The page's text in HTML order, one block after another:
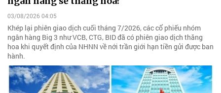
03/08/2026 04:05
Khép lại phiên giao dịch cuối tháng 7/2026, các cổ phiếu nhóm
ngân hàng Big 3 như VCB, CTG, BID đã có phiên giao dịch thăng
hoa khi quyết định của NHNN về nới trần giới hạn tiền gửi được ban
hành.